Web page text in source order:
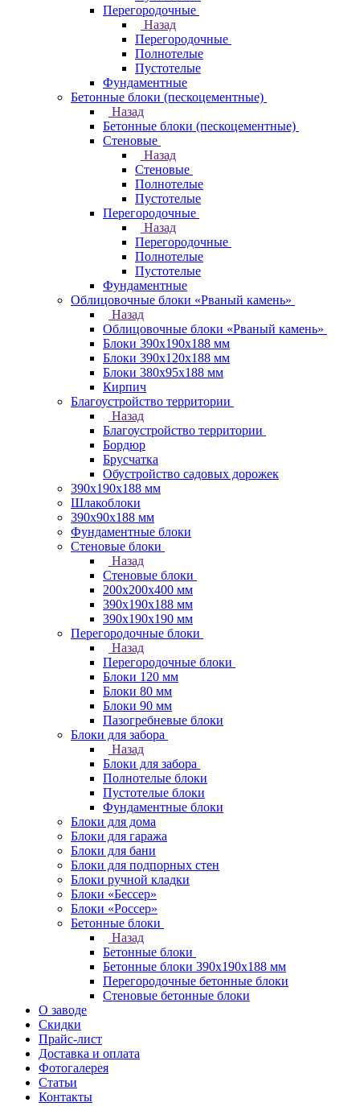
Перегородочные
Назад
Перегородочные
Полнотелые
Пустотелые
Фундаментные
Бетонные блоки (пескоцементные)
Назад
Бетонные блоки (пескоцементные)
Стеновые
Назад
Стеновые
Полнотелые
Пустотелые
Перегородочные
Назад
Перегородочные
Полнотелые
Пустотелые
Фундаментные
Облицовочные блоки «Рваный камень»
Назад
Облицовочные блоки «Рваный камень»
Блоки 390х190х188 мм
Блоки 390х120х188 мм
Блоки 380х95х188 мм
Кирпич
Благоустройство территории
Назад
Благоустройство территории
Бордюр
Брусчатка
Обустройство садовых дорожек
390х190х188 мм
Шлакоблоки
390х90х188 мм
Фундаментные блоки
Стеновые блоки
Назад
Стеновые блоки
200х200х400 мм
390х190х188 мм
390х190х190 мм
Перегородочные блоки
Назад
Перегородочные блоки
Блоки 120 мм
Блоки 80 мм
Блоки 90 мм
Пазогребневые блоки
Блоки для забора
Назад
Блоки для забора
Полнотелые блоки
Пустотелые блоки
Фундаментные блоки
Блоки для дома
Блоки для гаража
Блоки для бани
Блоки для подпорных стен
Блоки ручной кладки
Блоки «Бессер»
Блоки «Россер»
Бетонные блоки
Назад
Бетонные блоки
Бетонные блоки 390х190х188 мм
Перегородочные бетонные блоки
Стеновые бетонные блоки
О заводе
Скидки
Прайс-лист
Доставка и оплата
Фотогалерея
Статьи
Контакты